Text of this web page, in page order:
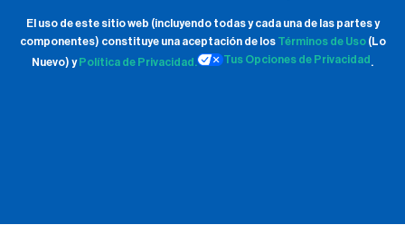
El uso de este sitio web (incluyendo todas y cada una de las partes y
componentes) constituye una aceptación de los Términos de Uso(Lo
Nuevo) y Política de Privacidad. Tus Opciones de Privacidad .